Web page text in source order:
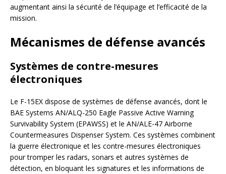
augmentant ainsi la sécurité de l’équipage et l’efficacité de la
mission.
Mécanismes de défense avancés
Systèmes de contre-mesures
électroniques
Le F-15EX dispose de systèmes de défense avancés, dont le
BAE Systems AN/ALQ-250 Eagle Passive Active Warning
Survivability System (EPAWSS) et le AN/ALE-47 Airborne
Countermeasures Dispenser System. Ces systèmes combinent
la guerre électronique et les contre-mesures électroniques
pour tromper les radars, sonars et autres systèmes de
détection, en bloquant les signatures et les informations de